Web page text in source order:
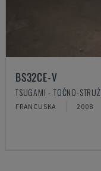
BS32CE-V
TSUGAMI - TOČNO-
FRANCUSKA 2008